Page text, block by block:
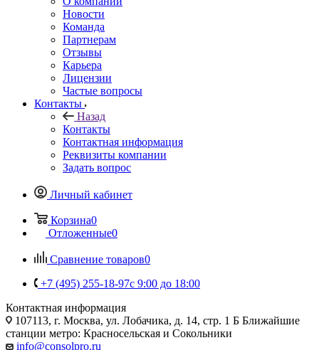
Новости
Команда
Партнерам
Отзывы
Карьера
Лицензии
Частые вопросы
Контакты
Назад
Контакты
Контактная информация
Реквизиты компании
Задать вопрос
Личный кабинет
Корзина0
Отложенные0
Сравнение товаров0
+7 (495) 255-18-97с 9:00 до 18:00
Контактная информация
107113, г. Москва, ул. Лобачика, д. 14, стр. 1 Б Ближайшие
станции метро: Красносельская и Сокольники
info@consolpro.ru